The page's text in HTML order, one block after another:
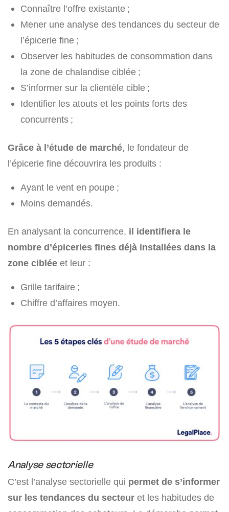
Connaître l’offre existante ;
Mener une analyse des tendances du secteur de
l’épicerie fine ;
Observer les habitudes de consommation dans
la zone de chalandise ciblée ;
S’informer sur la clientèle cible ;
Identifier les atouts et les points forts des
concurrents ;
Grâce à l’étude de marché, le fondateur de
l’épicerie fine découvrira les produits :
Ayant le vent en poupe ;
Moins demandés.
En analysant la concurrence, il identifiera le
nombre d’épiceries fines déjà installées dans la
zone ciblée et leur :
Grille tarifaire ;
Chiffre d’affaires moyen.
Analyse sectorielle
C’est l’analyse sectorielle qui permet de s’informer
sur les tendances du secteur et les habitudes de